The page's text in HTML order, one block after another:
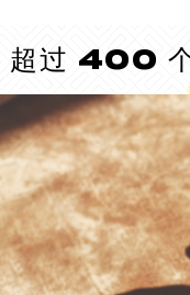
超过 400 个